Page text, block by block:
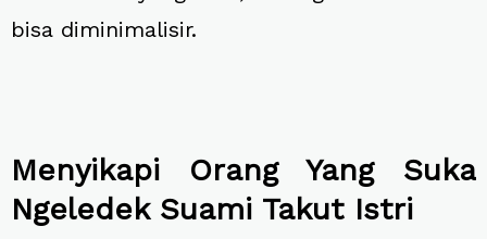
bisa diminimalisir.
Menyikapi Orang Yang Suka
Ngeledek Suami Takut Istri